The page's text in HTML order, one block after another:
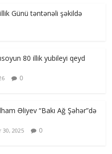
Günü təntənəli şəkildə
80 illik yubileyi qeyd
0
Əliyev “Bakı Ağ Şəhər”də
2025 0